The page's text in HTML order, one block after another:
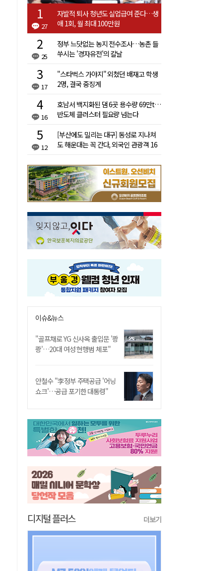
27
자발적 퇴사 청년도 실업급여 준다…생
애 1회, 월 최대 100만원
25
정부 느닷없는 농지 전수조사…농촌 들
쑤시는 '경자유전'의 칼날
17
"스타벅스 가야지" 외쳤던 배재고 학생
2명, 결국 중징계
16
호남서 백지화된 댐 6곳 용수량 69만t…
반도체 클러스터 필요량 넘는다
12
[부산에도 밀리는 대구] 동성로 지나쳐
도 해운대는 꼭 간다, 외국인 관광객 16
이슈&뉴스
"골프채로 YG 신사옥 출입문 '쾅
쾅'…20대 여성 현행범 체포"
안철수 "李정부 주택공급 '어닝
쇼크'…공급 포기한 대통령"
디지털 플러스 더보기